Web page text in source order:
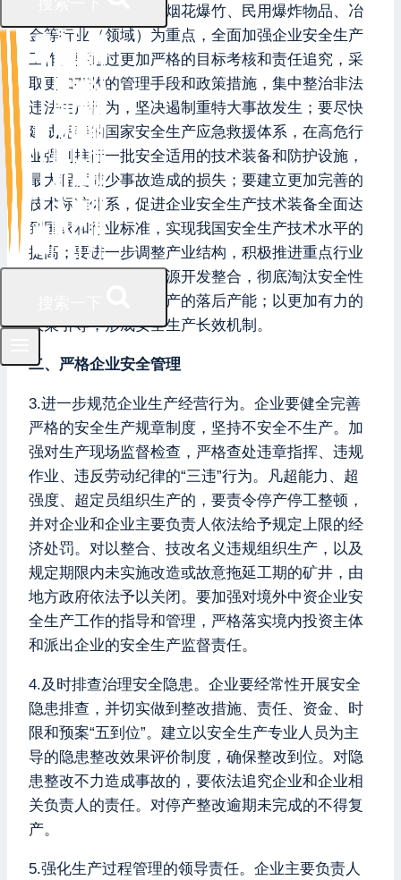
施工、危险化学品、烟花爆竹、民用爆炸物品、冶
金等行业（领域）为重点，全面加强企业安全生产
工作。要通过更加严格的目标考核和责任追究，采
取更加有效的管理手段和政策措施，集中整治非法
违法生产行为，坚决遏制重特大事故发生；要尽快
建成完善的国家安全生产应急救援体系，在高危行
业强制推行一批安全适用的技术装备和防护设施，
最大程度减少事故造成的损失；要建立更加完善的
技术标准体系，促进企业安全生产技术装备全面达
到国家和行业标准，实现我国安全生产技术水平的
提高；要进一步调整产业结构，积极推进重点行业
的企业重组和矿产资源开发整合，彻底淘汰安全性
能低下、危及安全生产的落后产能；以更加有力的
政策引导，形成安全生产长效机制。
二、严格企业安全管理
3.进一步规范企业生产经营行为。企业要健全完善
严格的安全生产规章制度，坚持不安全不生产。加
强对生产现场监督检查，严格查处违章指挥、违规
作业、违反劳动纪律的“三违”行为。凡超能力、超
强度、超定员组织生产的，要责令停产停工整顿，
并对企业和企业主要负责人依法给予规定上限的经
济处罚。对以整合、技改名义违规组织生产，以及
规定期限内未实施改造或故意拖延工期的矿井，由
地方政府依法予以关闭。要加强对境外中资企业安
全生产工作的指导和管理，严格落实境内投资主体
和派出企业的安全生产监督责任。
4.及时排查治理安全隐患。企业要经常性开展安全
隐患排查，并切实做到整改措施、责任、资金、时
限和预案“五到位”。建立以安全生产专业人员为主
导的隐患整改效果评价制度，确保整改到位。对隐
患整改不力造成事故的，要依法追究企业和企业相
关负责人的责任。对停产整改逾期未完成的不得复
产。
5.强化生产过程管理的领导责任。企业主要负责人